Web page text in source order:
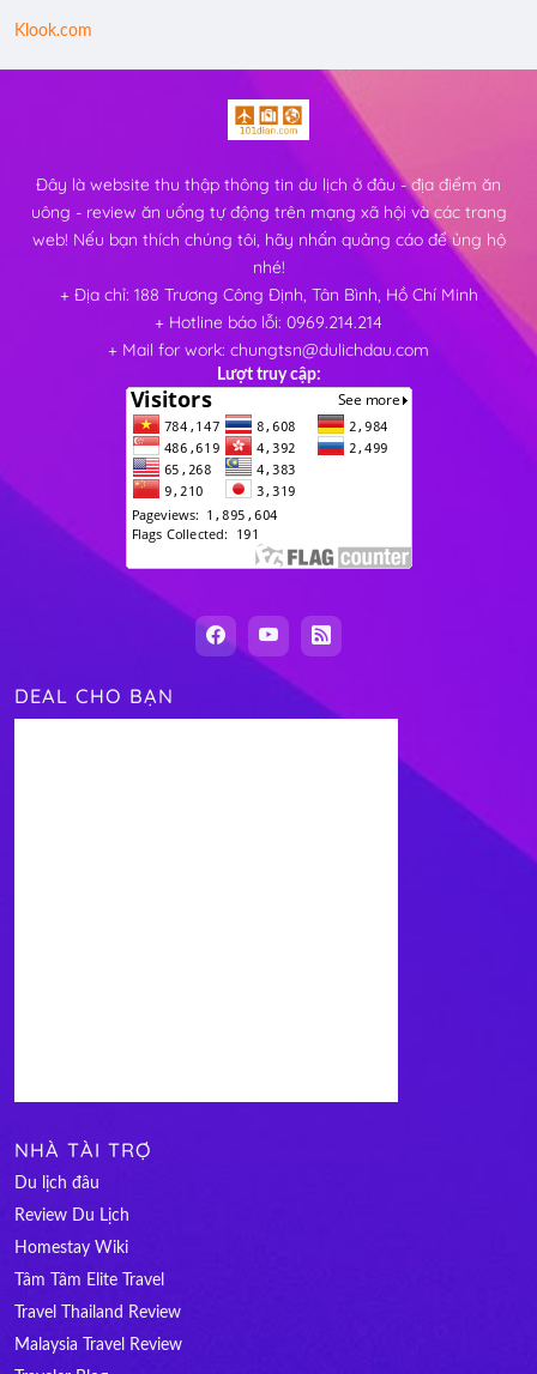
Klook.com
Đây là website thu thập thông tin du lịch ở đâu - địa điểm ăn
uông - review ăn uống tự động trên mạng xã hội và các trang
web! Nếu bạn thích chúng tôi, hãy nhấn quảng cáo để ủng hộ
nhé!
+ Địa chỉ: 188 Trương Công Định, Tân Bình, Hồ Chí Minh
+ Hotline báo lỗi: 0969.214.214
+ Mail for work: chungtsn@dulichdau.com
Lượt truy cập:
DEAL CHO BẠN
NHÀ TÀI TRỢ
Du lịch đâu
Review Du Lịch
Homestay Wiki
Tâm Tâm Elite Travel
Travel Thailand Review
Malaysia Travel Review